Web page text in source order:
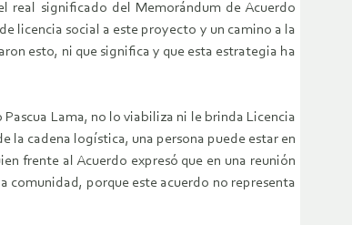
real significado del Memorándum de Acuerdo
licencia social a este proyecto y un camino a la
esto, ni que significa y que esta estrategia ha
Lama, no lo viabiliza ni le brinda Licencia
la cadena logística, una persona puede estar en
frente al Acuerdo expresó que en una reunión
comunidad, porque este acuerdo no representa